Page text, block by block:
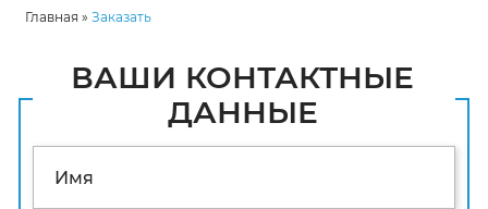
Главная »Заказать
ВАШИ КОНТАКТНЫЕ
ДАННЫЕ